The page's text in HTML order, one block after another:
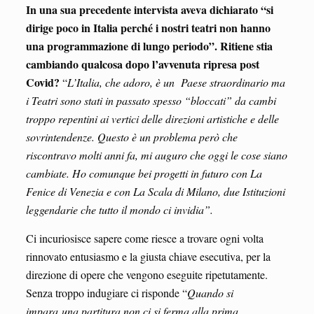
In una sua precedente intervista aveva dichiarato “si
dirige poco in Italia perché i nostri teatri non hanno
una programmazione di lungo periodo”. Ritiene stia
cambiando qualcosa dopol’avvenuta ripresa post
Covid? “L’Italia, che adoro, è un Paese straordinario ma
i Teatri sono stati in passato spesso “bloccati” da cambi
troppo repentini ai vertici delle direzioni artistiche e delle
sovrintendenze. Questo è un problema però che
riscontravo molti anni fa, mi auguro che oggi le cose siano
cambiate. Ho comunque bei progetti in futuro con La
Fenice di Venezia e con La Scala di Milano, due Istituzioni
leggendarie che tutto il mondo ci invidia”.
Ci incuriosisce sapere come riesce a trovare ogni volta
rinnovato entusiasmo e la giusta chiave esecutiva, per la
direzione di opere che vengono eseguite ripetutamente.
Senza troppo indugiare ci risponde “Quando si
impara una partitura non ci si ferma alla prima